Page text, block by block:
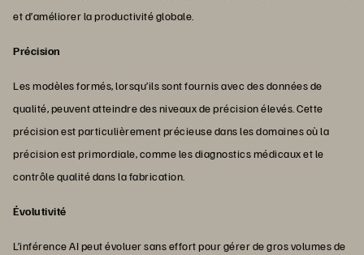
et d’améliorer la productivité globale.
Précision
Les modèles formés, lorsqu’ils sont fournis avec des données de
qualité, peuvent atteindre des niveaux de précision élevés. Cette
précision est particulièrement précieuse dans les domaines où la
précision est primordiale, comme les diagnostics médicaux et le
contrôle qualité dans la fabrication.
Évolutivité
L’inférence AI peut évoluer sans effort pour gérer de gros volumes de